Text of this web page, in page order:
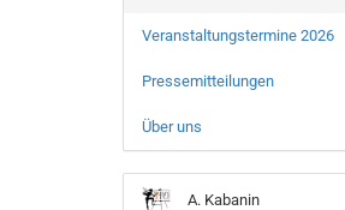
Veranstaltungstermine 2026
Pressemitteilungen
Über uns
A. Kabanin